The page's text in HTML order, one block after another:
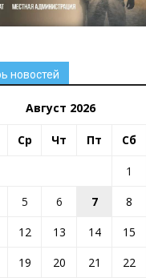
новостей
Август 2026
Ср Чт Пт Сб
1
5 6 7 8
12 13 14 15
19 20 21 22